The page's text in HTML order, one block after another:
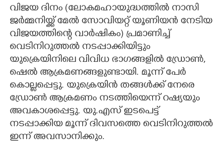
വിജയ ദിനം (ലോകമഹായുദ്ധത്തിൽ നാസി
ജർമ്മനിയ്ക്ക് മേൽ സോവിയറ്റ് യൂണിയൻ നേടിയ
വിജയത്തിന്റെ വാർഷികം) പ്രമാണിച്ച്
വെടിനിറുത്തൽ നടപ്പാക്കിയിട്ടും
യുക്രെയിനിലെ വിവിധ ഭാഗങ്ങളിൽ ഡ്രോൺ,
ഷെൽ ആക്രമണങ്ങളുണ്ടായി. മൂന്ന് പേർ
കൊല്ലപ്പെട്ടു. യുക്രെയിൻ തങ്ങൾക്ക് നേരെ
ഡ്രോൺ ആക്രമണം നടത്തിയെന്ന് റഷ്യയും
അവകാശപ്പെട്ടു. യു.എസ് ഇടപെട്ട്
നടപ്പാക്കിയ മൂന്ന് ദിവസത്തെ വെടിനിറുത്തൽ
ഇന്ന് അവസാനിക്കും.